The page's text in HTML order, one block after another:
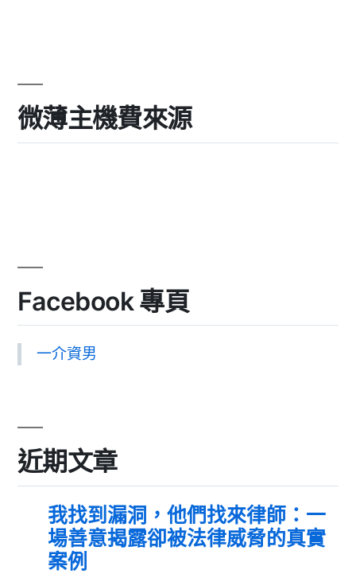
微薄主機費來源
Facebook 專頁
一介資男
近期文章
我找到漏洞，他們找來律師：一
場善意揭露卻被法律威脅的真實
案例